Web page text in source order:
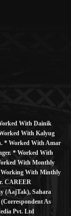
With Dainik
With Kalyug
* Worked With Amar
* Worked With
With Monthly
With Minthly
CAREER
(AajTak), Sahara
As
Pvt. Ltd